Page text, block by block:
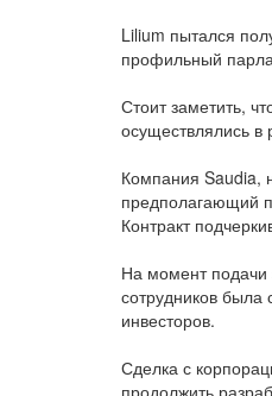
Lilium пытался
профильный
Стоит заметить,
осуществлялись
Компания Saudia,
предполагающий
Контракт
На момент подачи
сотрудников
инвесторов.
Сделка с
продолжить